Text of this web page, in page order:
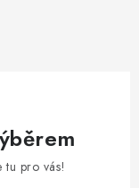
tu pro vás!